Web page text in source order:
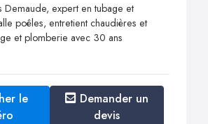
Demaude, expert en tubage et
poêles, entretient chaudières et
et plomberie avec 30 ans
le
Demander un
devis